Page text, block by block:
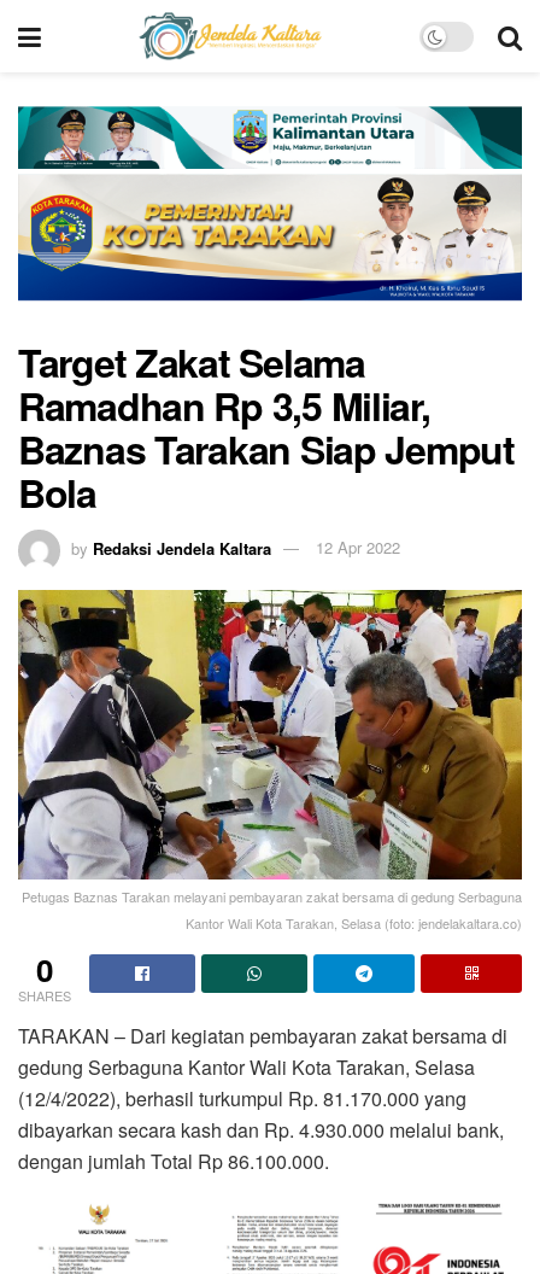
Target Zakat Selama
Ramadhan Rp 3,5 Miliar,
Baznas Tarakan Siap Jemput
Bola
by Redaksi Jendela Kaltara 12 Apr 2022
Petugas Baznas Tarakan melayani pembayaran zakat bersama di gedung Serbaguna
Kantor Wali Kota Tarakan, Selasa (foto: jendelakaltara.co)
0
SHARES
TARAKAN – Dari kegiatan pembayaran zakat bersama di
gedung Serbaguna Kantor Wali Kota Tarakan, Selasa
(12/4/2022), berhasil turkumpul Rp. 81.170.000 yang
dibayarkan secara kash dan Rp. 4.930.000 melalui bank,
dengan jumlah Total Rp 86.100.000.